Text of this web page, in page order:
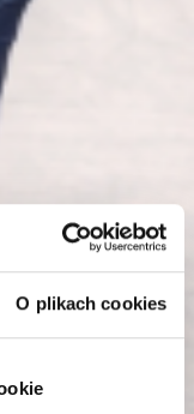
O plikach cookies